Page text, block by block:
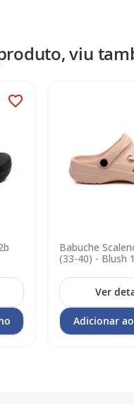
viu
Babuche
(33-40) - Blush
Ver
Adicionar